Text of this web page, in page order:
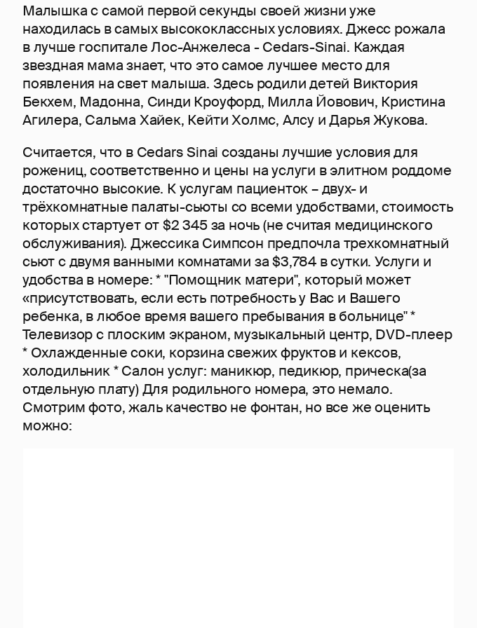
Малышка с самой первой секунды своей жизни уже
находилась в самых высококлассных условиях. Джесс рожала
в лучше госпитале Лос-Анжелеса - Cedars-Sinai. Каждая
звездная мама знает, что это самое лучшее место для
появления на свет малыша. Здесь родили детей Виктория
Бекхем, Мадонна, Синди Кроуфорд, Милла Йовович, Кристина
Агилера, Сальма Хайек, Кейти Холмс, Алсу и Дарья Жукова.
Считается, что в Cedars Sinai созданы лучшие условия для
рожениц, соответственно и цены на услуги в элитном роддоме
достаточно высокие. К услугам пациенток – двух- и
трёхкомнатные палаты-сьюты со всеми удобствами, стоимость
которых стартует от $2 345 за ночь (не считая медицинского
обслуживания). Джессика Симпсон предпочла трехкомнатный
сьют с двумя ванными комнатами за $3,784 в сутки. Услуги и
удобства в номере: * "Помощник матери", который может
«присутствовать, если есть потребность у Вас и Вашего
ребенка, в любое время вашего пребывания в больнице" *
Телевизор с плоским экраном, музыкальный центр, DVD-плеер
* Охлажденные соки, корзина свежих фруктов и кексов,
холодильник * Салон услуг: маникюр, педикюр, прическа(за
отдельную плату) Для родильного номера, это немало.
Смотрим фото, жаль качество не фонтан, но все же оценить
можно: